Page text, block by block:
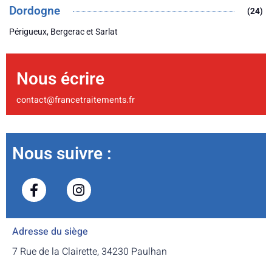
Dordogne (24)
Périgueux, Bergerac et Sarlat
Nous écrire
contact@francetraitements.fr
Nous suivre :
Adresse du siège
7 Rue de la Clairette, 34230 Paulhan